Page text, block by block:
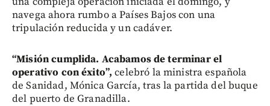
navega ahora rumbo a Países Bajos con una
tripulación reducida y un cadáver.
“Misión cumplida. Acabamos de terminar el
operativo con éxito”, celebró la ministra española
de Sanidad, Mónica García, tras la partida del buque
del puerto de Granadilla.